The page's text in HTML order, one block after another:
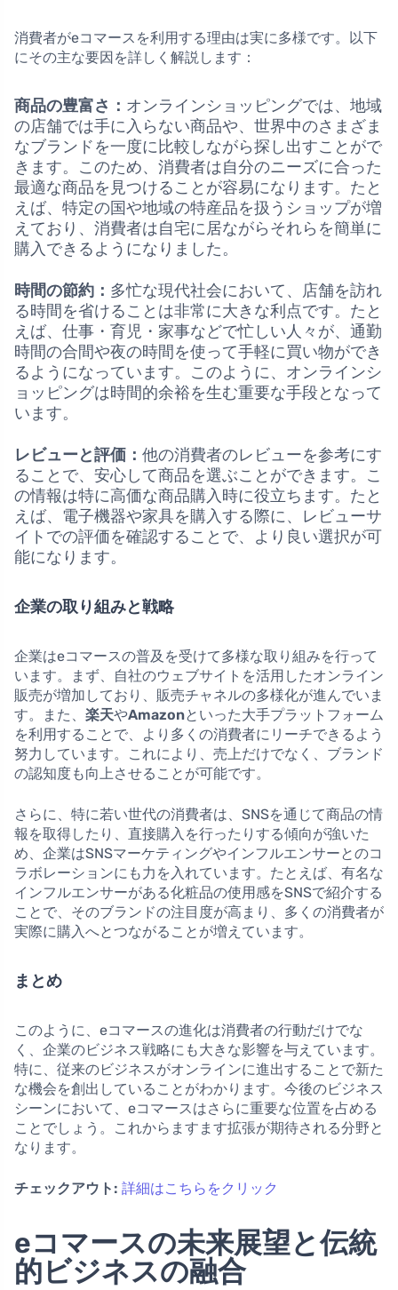
消費者がeコマースを利用する理由は実に多様です。以下
にその主な要因を詳しく解説します：
商品の豊富さ： オンラインショッピングでは、地域
の店舗では手に入らない商品や、世界中のさまざま
なブランドを一度に比較しながら探し出すことがで
きます。このため、消費者は自分のニーズに合った
最適な商品を見つけることが容易になります。たと
えば、特定の国や地域の特産品を扱うショップが増
えており、消費者は自宅に居ながらそれらを簡単に
購入できるようになりました。
時間の節約： 多忙な現代社会において、店舗を訪れ
る時間を省けることは非常に大きな利点です。たと
えば、仕事・育児・家事などで忙しい人々が、通勤
時間の合間や夜の時間を使って手軽に買い物ができ
るようになっています。このように、オンラインシ
ョッピングは時間的余裕を生む重要な手段となって
います。
レビューと評価： 他の消費者のレビューを参考にす
ることで、安心して商品を選ぶことができます。こ
の情報は特に高価な商品購入時に役立ちます。たと
えば、電子機器や家具を購入する際に、レビューサ
イトでの評価を確認することで、より良い選択が可
能になります。
企業の取り組みと戦略
企業はeコマースの普及を受けて多様な取り組みを行って
います。まず、自社のウェブサイトを活用したオンライン
販売が増加しており、販売チャネルの多様化が進んでいま
す。また、 楽天やAmazonといった大手プラットフォーム
を利用することで、より多くの消費者にリーチできるよう
努力しています。これにより、売上だけでなく、ブランド
の認知度も向上させることが可能です。
さらに、特に若い世代の消費者は、SNSを通じて商品の情
報を取得したり、直接購入を行ったりする傾向が強いた
め、企業はSNSマーケティングやインフルエンサーとのコ
ラボレーションにも力を入れています。たとえば、有名な
インフルエンサーがある化粧品の使用感をSNSで紹介する
ことで、そのブランドの注目度が高まり、多くの消費者が
実際に購入へとつながることが増えています。
まとめ
このように、eコマースの進化は消費者の行動だけでな
く、企業のビジネス戦略にも大きな影響を与えています。
特に、従来のビジネスがオンラインに進出することで新た
な機会を創出していることがわかります。今後のビジネス
シーンにおいて、eコマースはさらに重要な位置を占める
ことでしょう。これからますます拡張が期待される分野と
なります。
チェックアウト: 詳細はこちらをクリック
eコマースの未来展望と伝統
的ビジネスの融合